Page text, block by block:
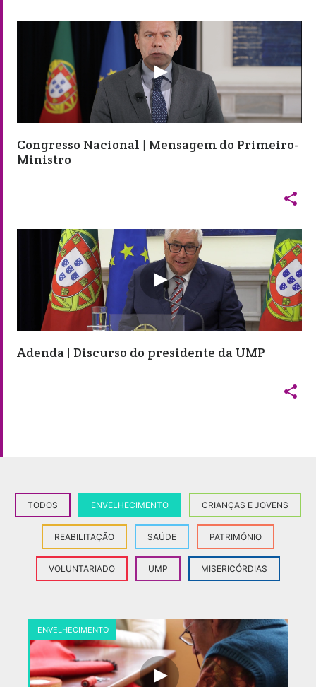
Congresso Nacional | Mensagem do Primeiro-
Ministro

Adenda | Discurso do presidente da UMP

TODOS ENVELHECIMENTO CRIANÇAS E JOVENS
REABILITAÇÃO SAÚDE PATRIMÓNIO
VOLUNTARIADO UMP MISERICÓRDIAS
ENVELHECIMENTO